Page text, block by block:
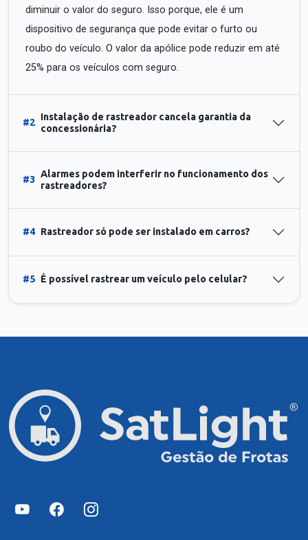
diminuir o valor do seguro. Isso porque, ele é um
dispositivo de segurança que pode evitar o furto ou
roubo do veículo. O valor da apólice pode reduzir em até
25% para os veículos com seguro.
#2
Instalação de rastreador cancela garantia da
concessionária?
#3
Alarmes podem interferir no funcionamento dos
rastreadores?
#4 Rastreador só pode ser instalado em carros?
#5 É possível rastrear um veículo pelo celular?